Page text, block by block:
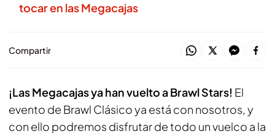
tocar en las Megacajas
Compartir
¡Las Megacajas ya han vuelto aBrawl Stars! El
evento de Brawl Clásico ya está con nosotros, y
con ello podremos disfrutar de todo un vuelco a la